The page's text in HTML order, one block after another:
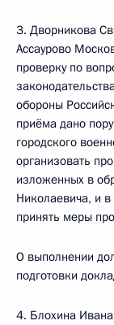
3. Дворникова
Ассаурово
проверку по
обороны
приёма дано
городского
организовать
изложенных в
Николаевича, и
принять меры
О выполнении
подготовки
4. Блохина